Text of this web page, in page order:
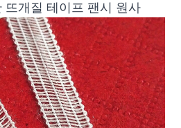
뜨개질 테이프 팬시 원사